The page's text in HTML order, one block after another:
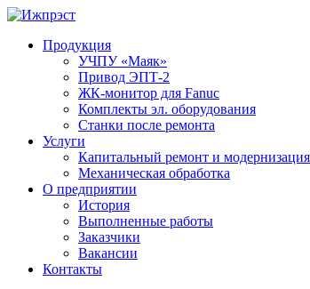
Продукция
УЧПУ «Маяк»
Привод ЭПТ-2
ЖК-монитор для Fanuc
Комплекты эл. оборудования
Станки после ремонта
Услуги
Капитальный ремонт и
Механическая обработка
О предприятии
История
Выполненные работы
Заказчики
Вакансии
Контакты